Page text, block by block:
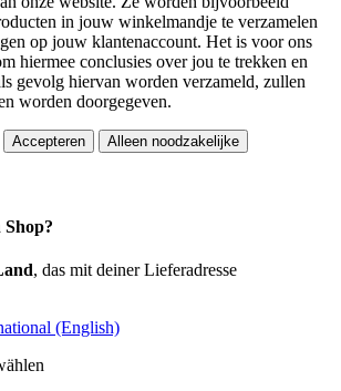
in jouw winkelmandje te verzamelen
op jouw klantenaccount. Het is voor ons
hiermee conclusies over jou te trekken en
gevolg hiervan worden verzameld, zullen
worden doorgegeven.
Accepteren Alleen noodzakelijke
, das mit deiner Lieferadresse
(English)